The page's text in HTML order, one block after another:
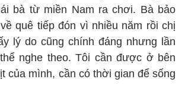
bà từ miền Nam ra chơi. Bà bảo
quê tiếp đón vì nhiều năm rồi chị
lý do cũng chính đáng nhưng lần
nghe theo. Tôi cần được ở bên
của mình, cần có thời gian để sống